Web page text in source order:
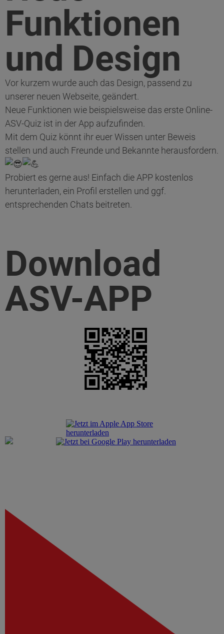
Funktionen
und Design
Vor kurzem wurde auch das Design, passend zu
unserer neuen Webseite, geändert.
Neue Funktionen wie beispielsweise das erste Online-
ASV-Quiz ist in der App aufzufinden.
Mit dem Quiz könnt ihr euer Wissen unter Beweis
stellen und auch Freunde und Bekannte herausfordern.
Probiert es gerne aus! Einfach die APP kostenlos
herunterladen, ein Profil erstellen und ggf.
entsprechenden Chats beitreten.
Download
ASV-APP